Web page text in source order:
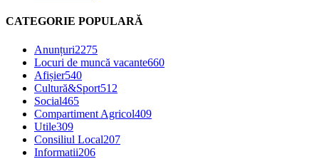
CATEGORIE POPULARĂ
Anunțuri2275
Locuri de muncă vacante660
Afișier540
Cultură&Sport512
Social465
Compartiment Agricol409
Utile309
Consiliul Local207
Informatii206